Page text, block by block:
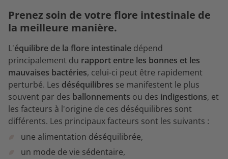
Prenez soin de votre flore intestinale de
la meilleure manière.
L'équilibre de la flore intestinale dépend
principalement du rapport entre les bonnes et les
mauvaises bactéries, celui-ci peut être rapidement
perturbé. Les déséquilibres se manifestent le plus
souvent par des ballonnements ou des indigestions, et
les facteurs à l'origine de ces déséquilibres sont
différents. Les principaux facteurs sont les suivants :
une alimentation déséquilibrée,
un mode de vie sédentaire,